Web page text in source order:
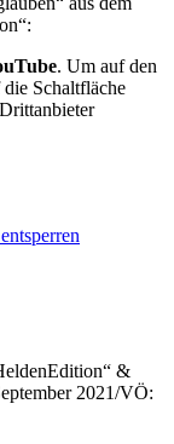
. Um auf den
Schaltfläche
&
2021/VÖ: